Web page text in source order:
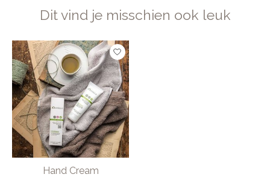
Dit vind je misschien ook leuk
Items van productcarrousel
Hand Cream